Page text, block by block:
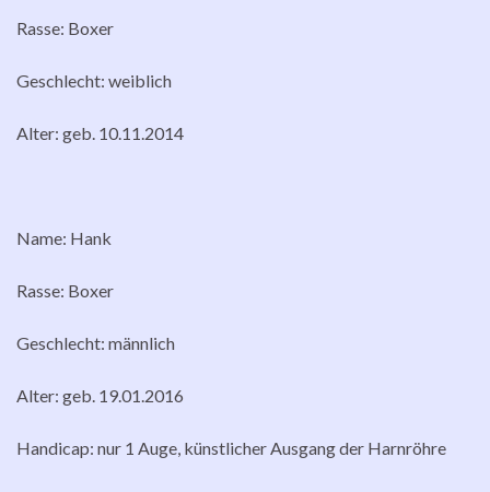
Rasse: Boxer
Geschlecht: weiblich
Alter: geb. 10.11.2014
Name: Hank
Rasse: Boxer
Geschlecht: männlich
Alter: geb. 19.01.2016
Handicap: nur 1 Auge, künstlicher Ausgang der Harnröhre